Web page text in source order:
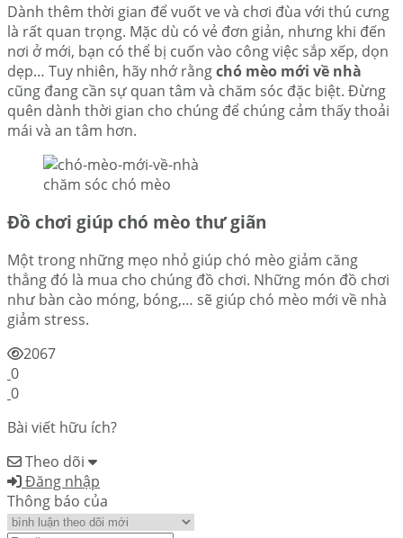
Dành thêm thời gian để vuốt ve và chơi đùa với thú cưng
là rất quan trọng. Mặc dù có vẻ đơn giản, nhưng khi đến
nơi ở mới, bạn có thể bị cuốn vào công việc sắp xếp, dọn
dẹp… Tuy nhiên, hãy nhớ rằngchó mèo mới về nhà
cũng đang cần sự quan tâm và chăm sóc đặc biệt. Đừng
quên dành thời gian cho chúng để chúng cảm thấy thoải
mái và an tâm hơn.
chăm sóc chó mèo
Đồ chơi giúp chó mèo thư giãn
Một trong những mẹo nhỏ giúp chó mèo giảm căng
thẳng đó là mua cho chúng đồ chơi. Những món đồ chơi
như bàn cào móng, bóng,… sẽ giúp chó mèo mới về nhà
giảm stress.
2067
0
0
Bài viết hữu ích?
Theo dõi
Đăng nhập
Thông báo của